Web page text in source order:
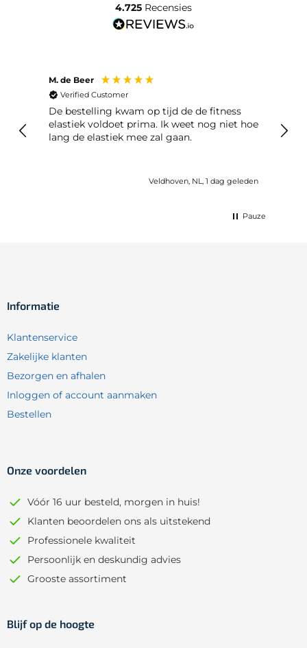
4.725 Recensies
M. de Beer
Verified Customer
De bestelling kwam op tijd de de fitness
elastiek voldoet prima. Ik weet nog niet hoe
lang de elastiek mee zal gaan.
Veldhoven, NL, 1 dag geleden
Pauze
Informatie
Klantenservice
Zakelijke klanten
Bezorgen en afhalen
Inloggen of account aanmaken
Bestellen
Onze voordelen
Vóór 16 uur besteld, morgen in huis!
Klanten beoordelen ons als uitstekend
Professionele kwaliteit
Persoonlijk en deskundig advies
Grooste assortiment
Blijf op de hoogte